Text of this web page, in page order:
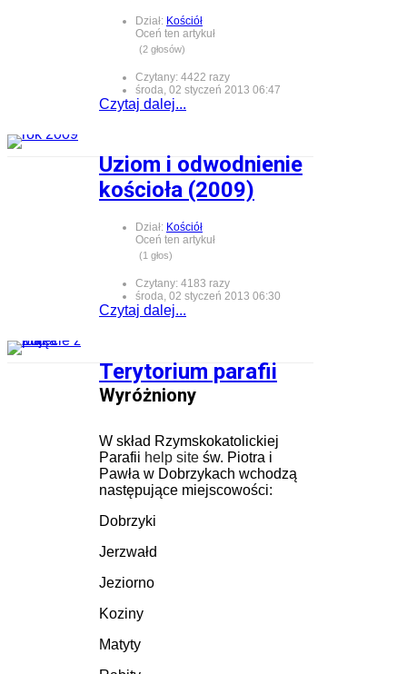
Dział: Kościół
Oceń ten artykuł
(2 głosów)
Czytany: 4422 razy
środa, 02 styczeń 2013 06:47
Czytaj dalej...
Uziom i odwodnienie
kościoła (2009)
Dział: Kościół
Oceń ten artykuł
(1 głos)
Czytany: 4183 razy
środa, 02 styczeń 2013 06:30
Czytaj dalej...
Terytorium parafii
Wyróżniony
W skład Rzymskokatolickiej
Parafii help siteśw. Piotra i
Pawła w Dobrzykach wchodzą
następujące miejscowości:
Dobrzyki
Jerzwałd
Jeziorno
Koziny
Matyty